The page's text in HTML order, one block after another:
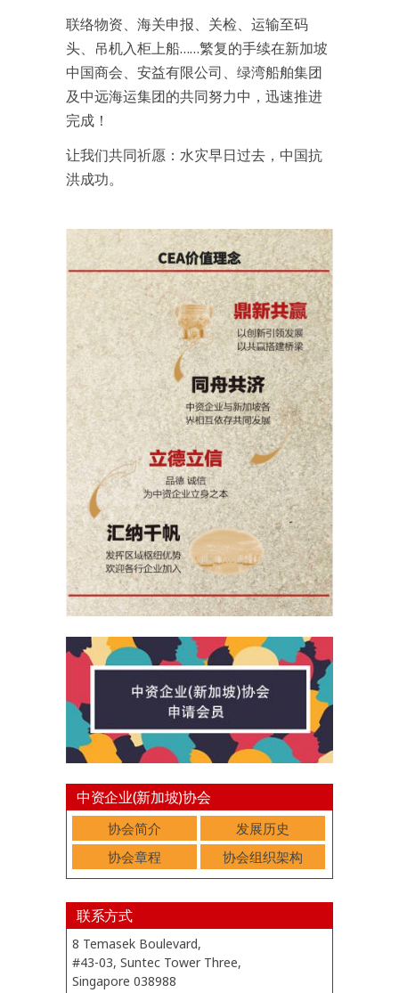
联络物资、海关申报、关检、运输至码
头、吊机入柜上船……繁复的手续在新加坡
中国商会、安益有限公司、绿湾船舶集团
及中远海运集团的共同努力中，迅速推进
完成！
让我们共同祈愿：水灾早日过去，中国抗
洪成功。
中资企业(新加坡)协会
协会简介
发展历史
协会章程
协会组织架构
联系方式
8 Temasek Boulevard,
#43-03, Suntec Tower Three,
Singapore 038988